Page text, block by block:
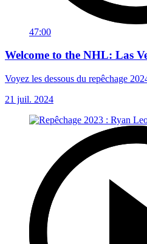
47:00
Welcome to the NHL: Las
Voyez les dessous du repêchage
21 juil. 2024